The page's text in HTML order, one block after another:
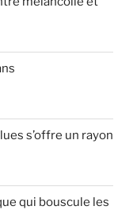
s’offre un rayon
qui bouscule les